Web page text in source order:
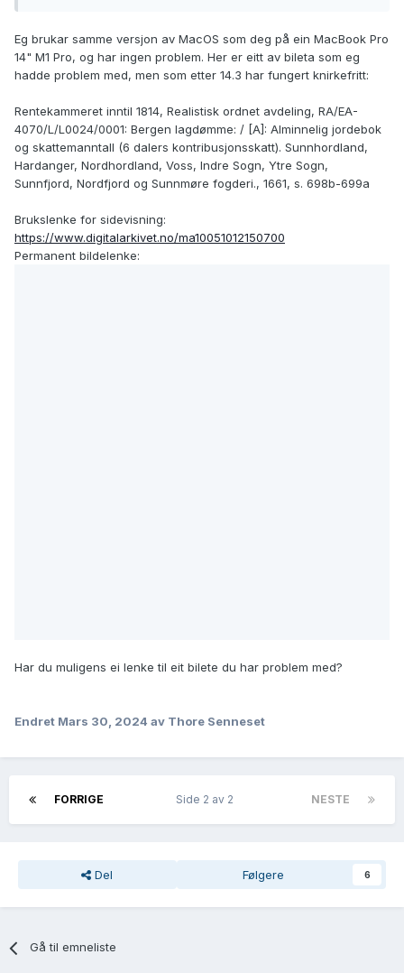
Eg brukar samme versjon av MacOS som deg på ein MacBook Pro
14" M1 Pro, og har ingen problem. Her er eitt av bileta som eg
hadde problem med, men som etter 14.3 har fungert knirkefritt:
Rentekammeret inntil 1814, Realistisk ordnet avdeling, RA/EA-
4070/L/L0024/0001: Bergen lagdømme: / [A]: Alminnelig jordebok
og skattemanntall (6 dalers kontribusjonsskatt). Sunnhordland,
Hardanger, Nordhordland, Voss, Indre Sogn, Ytre Sogn,
Sunnfjord, Nordfjord og Sunnmøre fogderi., 1661, s. 698b-699a
Brukslenke for sidevisning:
https://www.digitalarkivet.no/ma10051012150700
Permanent bildelenke:
Har du muligens ei lenke til eit bilete du har problem med?
Endret Mars 30, 2024 av Thore Senneset
FORRIGE NESTE
Side 2 av 2
Del Følgere 6
Gå til emneliste